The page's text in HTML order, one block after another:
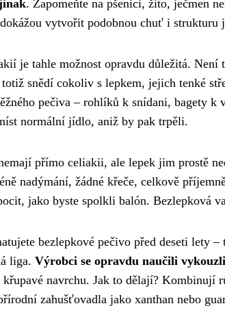
. Zapomeňte na pšenici, žito, ječmen
vytvořit podobnou chuť i
je tahle možnost opravdu důležitá. Není
snědí cokoliv s lepkem, jejich tenké
pečiva – rohlíků k snídani, bagety
normální jídlo, aniž by pak trpěli.
přímo celiakii, ale lepek jim prostě
nadýmání, žádné křeče, celkově
jako byste spolkli balón. Bezlepková
bezlepkové pečivo před deseti lety
liga. Výrobci se opravdu naučili
navrchu. Jak to dělají? Kombinují
zahušťovadla jako xanthan nebo